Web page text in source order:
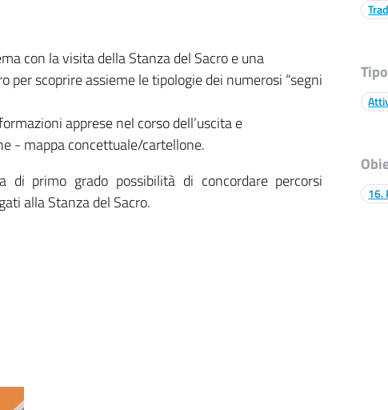
con la visita della Stanza del Sacro e una
per scoprire assieme le tipologie dei numerosi “segni
apprese nel corso dell’uscita e
- mappa concettuale/cartellone.
di primo grado possibilità di concordare percorsi
alla Stanza del Sacro.
16.